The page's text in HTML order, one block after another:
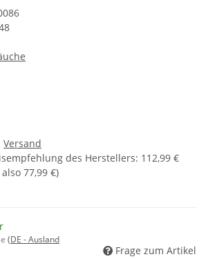
Versand
des Herstellers: 112,99 €
also 77,99 €)
(DE - Ausland
Frage zum Artikel